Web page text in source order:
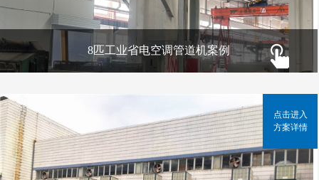
8匹工业省电空调管道机案例
点击进入
方案详情